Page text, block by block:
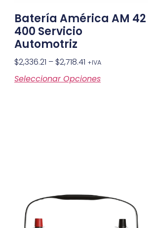
Batería América AM 42
400 Servicio
Automotriz
$2,336.21 – $2,718.41 +IVA
Seleccionar Opciones